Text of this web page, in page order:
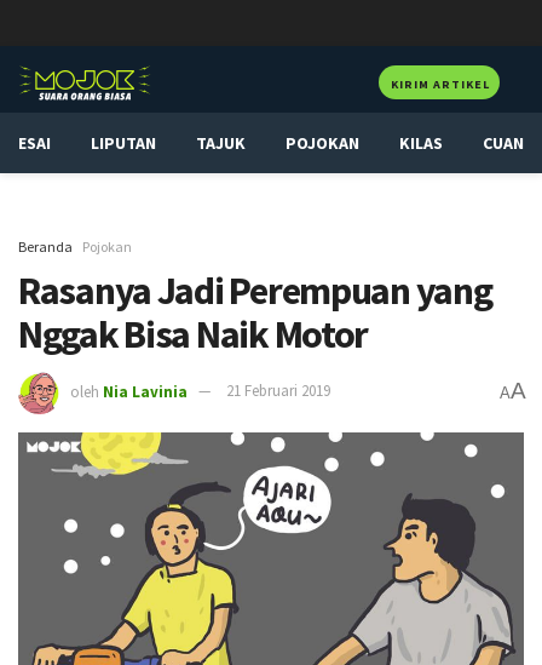
KIRIM ARTIKEL
ESAI LIPUTAN TAJUK POJOKAN KILAS CUAN
Beranda Pojokan
Rasanya Jadi Perempuan yang
Nggak Bisa Naik Motor
oleh Nia Lavinia 21 Februari 2019 AA